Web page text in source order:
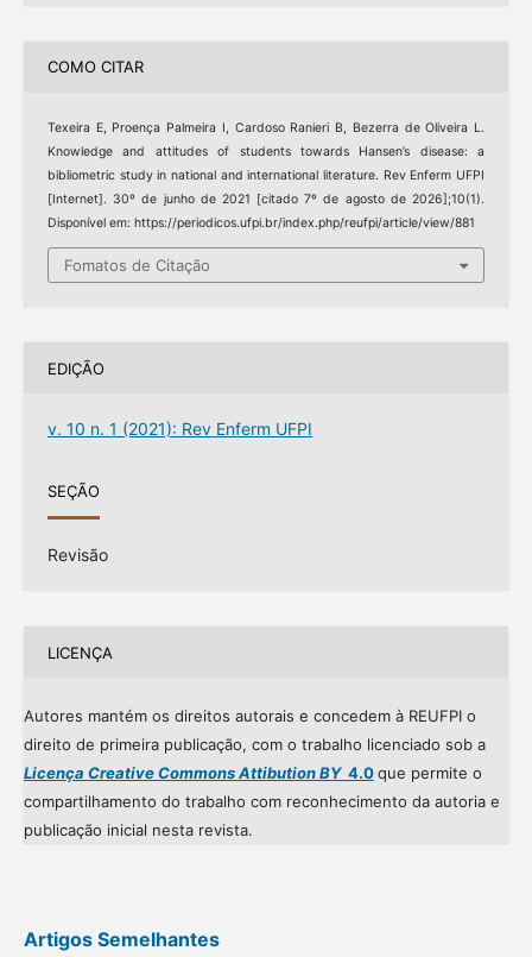
COMO CITAR
Texeira E, Proença Palmeira I, Cardoso Ranieri B, Bezerra de Oliveira L.
Knowledge and attitudes of students towards Hansen’s disease: a
bibliometric study in national and international literature. Rev Enferm UFPI
[Internet]. 30º de junho de 2021 [citado 7º de agosto de 2026];10(1).
Disponível em: https://periodicos.ufpi.br/index.php/reufpi/article/view/881
Fomatos de Citação
EDIÇÃO
v. 10 n. 1 (2021): Rev Enferm UFPI
SEÇÃO
Revisão
LICENÇA
Autores mantém os direitos autorais e concedem à REUFPI o
direito de primeira publicação, com o trabalho licenciado sob a
Licença Creative Commons Attibution BY4.0que permite o
compartilhamento do trabalho com reconhecimento da autoria e
publicação inicial nesta revista.
Artigos Semelhantes